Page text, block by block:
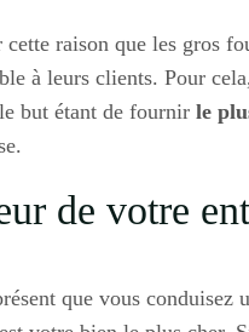
cette raison que les gros
à leurs clients. Pour
but étant de fournir le
de votre
que vous